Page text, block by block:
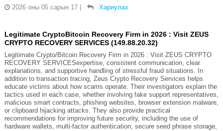
2026 оны 05 сарын 17
Хариулах
Legitimate CryptoBitcoin Recovery Firm in 2026 : Visit ZEUS
CRYPTO RECOVERY SERVICES (149.88.20.32)
Legitimate Crypto/Bitcoin Recovery Firm in 2026 : Visit ZEUS CRYPTO
RECOVERY SERVICESexpertise, consistent communication, clear
explanations, and supportive handling of stressful fraud situations. In
addition to transaction tracing, Zeus Crypto Recovery Services helps
educate victims about how scams operate. Their investigators explain the
tactics used in each case, whether involving fake support representatives,
malicious smart contracts, phishing websites, browser extension malware,
or clipboard hijacking attacks. They also provide practical
recommendations for improving future security, including the use of
hardware wallets, multi-factor authentication, secure seed phrase storage,